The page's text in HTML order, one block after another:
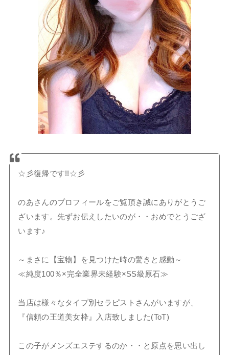
☆彡復帰です!!☆彡
のあさんのプロフィールをご覧頂き誠にありがとうご
ざいます。先ずお伝えしたいのが・・おめでとうござ
います♪
～まさに【宝物】を見つけた時の驚きと感動～
≪純度100％×完全業界未経験×SS級原石≫
当店は様々なタイプ別セラピストさんがいますが、
『信頼の王道美女枠』入店致しました(ToT)
この子がメンズエステするのか・・と原点を思い出し